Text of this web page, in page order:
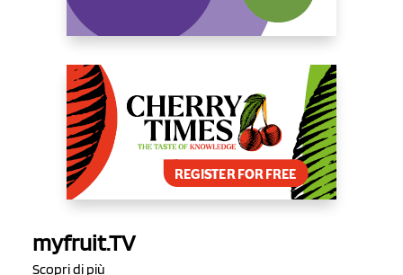
myfruit.TV
Scopri di più